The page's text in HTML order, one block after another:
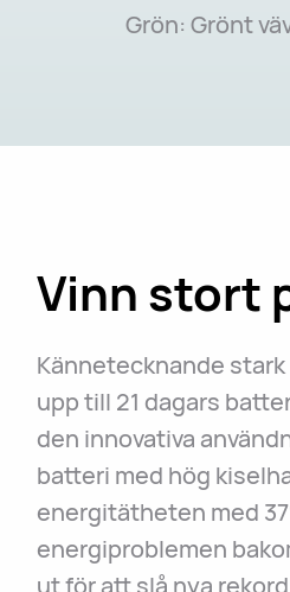
Grön: Grönt
Vinn stort
Kännetecknande
upp till 21 dagars
den innovativa
batteri med hög
energitätheten med
energiproblemen
ut för att slå nya